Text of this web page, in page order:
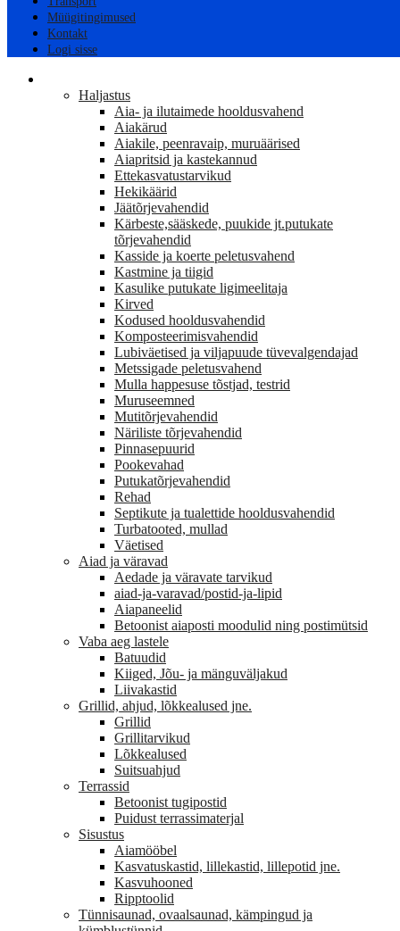
Müügitingimused
Kontakt
Logi sisse
Haljastus
Aia- ja ilutaimede hooldusvahend
Aiakärud
Aiakile, peenravaip, muruäärised
Aiapritsid ja kastekannud
Ettekasvatustarvikud
Hekikäärid
Jäätõrjevahendid
Kärbeste,sääskede, puukide jt.putukate
tõrjevahendid
Kasside ja koerte peletusvahend
Kastmine ja tiigid
Kasulike putukate ligimeelitaja
Kirved
Kodused hooldusvahendid
Komposteerimisvahendid
Lubiväetised ja viljapuude tüvevalgendajad
Metssigade peletusvahend
Mulla happesuse tõstjad, testrid
Muruseemned
Mutitõrjevahendid
Näriliste tõrjevahendid
Pinnasepuurid
Pookevahad
Putukatõrjevahendid
Rehad
Septikute ja tualettide hooldusvahendid
Turbatooted, mullad
Väetised
Aiad ja väravad
Aedade ja väravate tarvikud
aiad-ja-varavad/postid-ja-lipid
Aiapaneelid
Betoonist aiaposti moodulid ning postimütsid
Vaba aeg lastele
Batuudid
Kiiged, Jõu- ja mänguväljakud
Liivakastid
Grillid, ahjud, lõkkealused jne.
Grillid
Grillitarvikud
Lõkkealused
Suitsuahjud
Terrassid
Betoonist tugipostid
Puidust terrassimaterjal
Sisustus
Aiamööbel
Kasvatuskastid, lillekastid, lillepotid jne.
Kasvuhooned
Ripptoolid
Tünnisaunad, ovaalsaunad, kämpingud ja